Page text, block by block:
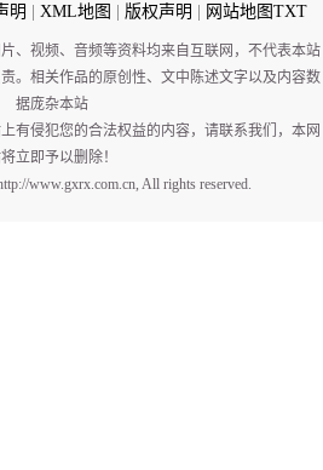
明 | XML地图 | 版权声明 | 网站地图TXT
、视频、音频等资料均来自互联网，不代表本站
。相关作品的原创性、文中陈述文字以及内容数
据庞杂本站
有侵犯您的合法权益的内容，请联系我们，本网
立即予以删除！
www.gxrx.com.cn, All rights reserved.